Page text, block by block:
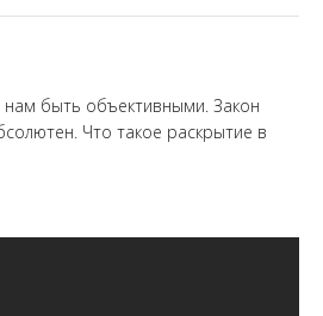
нам быть объективными. Закон
Что такое раскрытие в